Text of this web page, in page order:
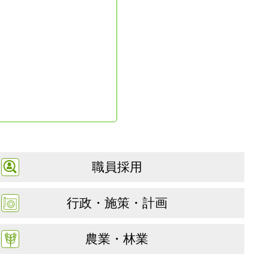
職員採用
行政・施策・計画
農業・林業